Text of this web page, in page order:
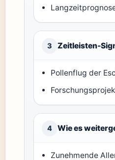
3 Zeitleisten-
Pollenflug der
4 Wie es
Zunehmende